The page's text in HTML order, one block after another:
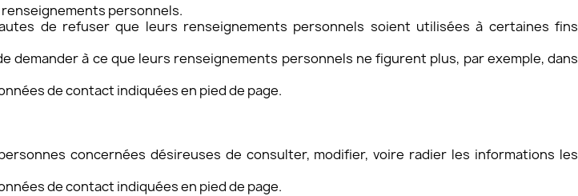
personnels.
de refuser que leurs renseignements personnels soient utilisées à certaines fins
à ce que leurs renseignements personnels ne figurent plus, par exemple, dans
de contact indiquées en pied de page.
concernées désireuses de consulter, modifier, voire radier les informations les
de contact indiquées en pied de page.